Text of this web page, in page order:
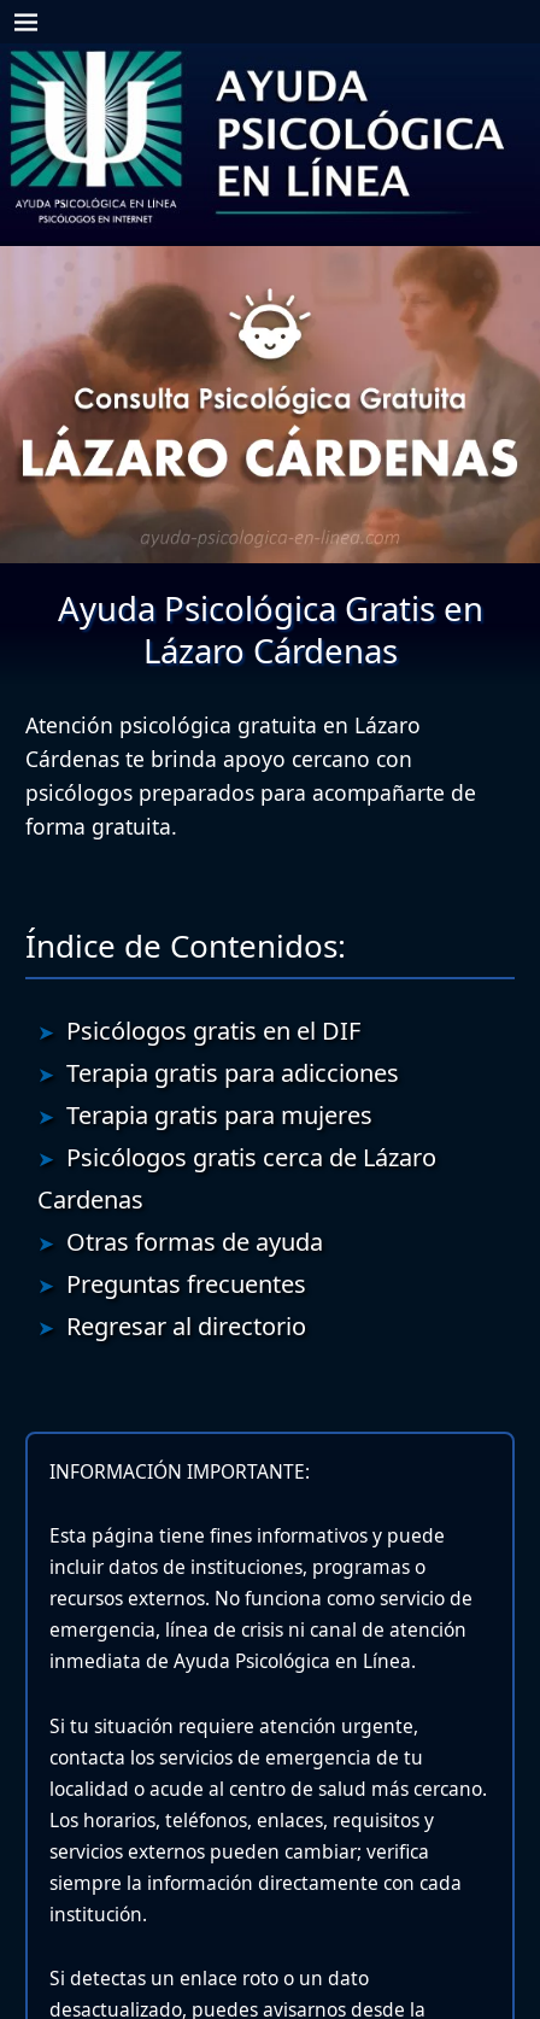
Ayuda Psicológica Gratis en
Lázaro Cárdenas
Atención psicológica gratuita en Lázaro
Cárdenas te brinda apoyo cercano con
psicólogos preparados para acompañarte de
forma gratuita.
Índice de Contenidos:
Psicólogos gratis en el DIF
Terapia gratis para adicciones
Terapia gratis para mujeres
Psicólogos gratis cerca de Lázaro
Cardenas
Otras formas de ayuda
Preguntas frecuentes
Regresar al directorio
INFORMACIÓN IMPORTANTE:
Esta página tiene fines informativos y puede
incluir datos de instituciones, programas o
recursos externos. No funciona como servicio de
emergencia, línea de crisis ni canal de atención
inmediata de Ayuda Psicológica en Línea.
Si tu situación requiere atención urgente,
contacta los servicios de emergencia de tu
localidad o acude al centro de salud más cercano.
Los horarios, teléfonos, enlaces, requisitos y
servicios externos pueden cambiar; verifica
siempre la información directamente con cada
institución.
Si detectas un enlace roto o un dato
desactualizado, puedes avisarnos desde la